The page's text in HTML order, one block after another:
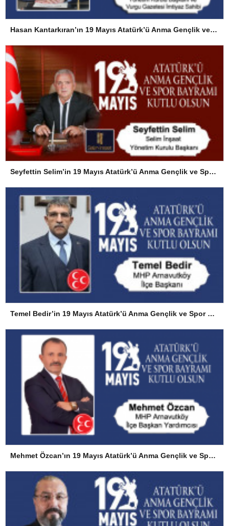
Hasan Kantarkıran’ın 19 Mayıs Atatürk’ü Anma Gençlik ve Spor Bayramı Mesajı
Seyfettin Selim’in 19 Mayıs Atatürk’ü Anma Gençlik ve Spor Bayramı Mesajı
Temel Bedir’in 19 Mayıs Atatürk’ü Anma Gençlik ve Spor Bayramı Mesajı
Mehmet Özcan’ın 19 Mayıs Atatürk’ü Anma Gençlik ve Spor Bayramı Mesajı